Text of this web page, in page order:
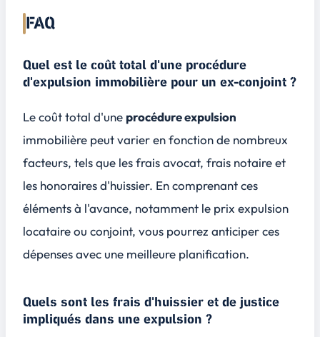
FAQ
Quel est le coût total d'une procédure
d'expulsion immobilière pour un ex-conjoint ?
Le coût total d'une procédure expulsion
immobilière peut varier en fonction de nombreux
facteurs, tels que les frais avocat, frais notaire et
les honoraires d'huissier. En comprenant ces
éléments à l'avance, notamment le prix expulsion
locataire ou conjoint, vous pourrez anticiper ces
dépenses avec une meilleure planification.
Quels sont les frais d'huissier et de justice
impliqués dans une expulsion ?